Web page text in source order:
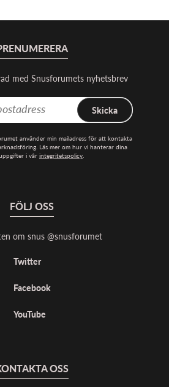
med Snusforumets nyhetsbrev
Skicka
använder min mailadress för att kontakta
Läs mer om hur vi hanterar dina
i vår integritetspolicy.
FÖLJ OSS
om snus @snusforumet
Twitter
Facebook
YouTube
OSS